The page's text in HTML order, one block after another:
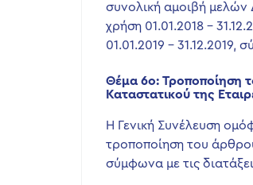
συνολική αμοιβή μελών
χρήση 01.01.2018 –
01.01.2019 –
Θέμα 6ο: Τροποποίηση
Καταστατικού της
Η Γενική Συνέλευση
τροποποίηση του
σύμφωνα με τις